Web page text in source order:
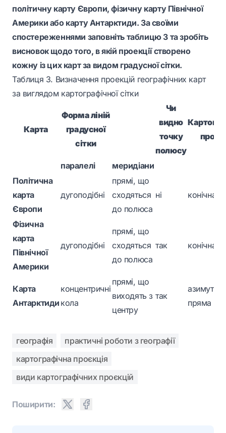
політичну карту Європи, фізичну карту Північної
Америки або карту Антарктиди. За своїми
спостереженнями заповніть таблицю 3 та зробіть
висновок щодо того, в якій проекції створено
кожну із цих карт за видом градусної сітки.
Таблиця 3. Визначення проекцій географічних карт
за виглядом картографічної сітки
Карта
Форма ліній
градусної
сітки
Чи
видно
точку
полюсу
паралелі
меридіани
Політична
карта
Європи
дугоподібні
прямі, що
сходяться
до полюса
ні конічна
Фізична
карта
Північної
Америки
дугоподібні
прямі, що
сходяться
до полюса
так конічна
Карта
Антарктиди
концентричні
кола
прямі, що
виходять з
центру
так
пряма
географія
практичні роботи з географії
картографічна проєкція
види картографічних проєкцій
Поширити: